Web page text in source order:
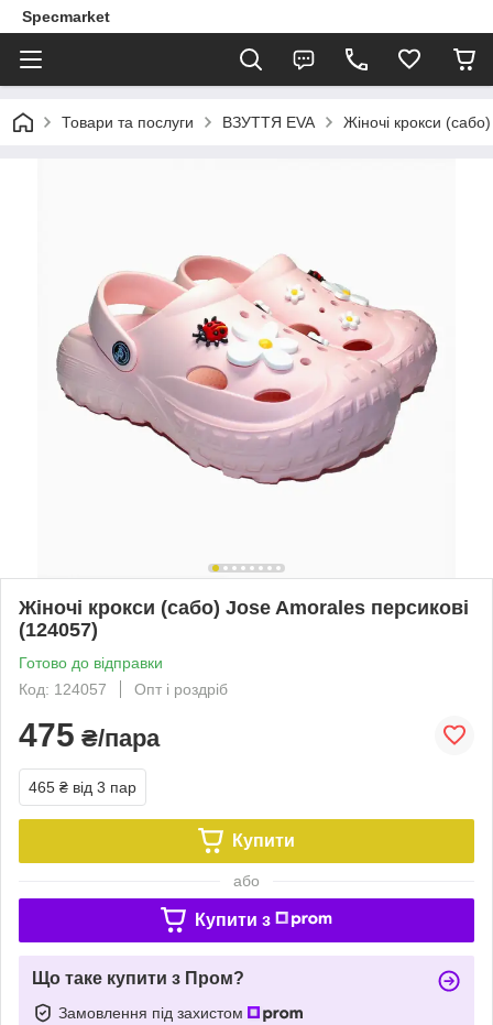
Specmarket
Товари та послуги ВЗУТТЯ EVA Жіночі крокси
Жіночі крокси (сабо) Jose Amorales персикові
(124057)
Готово до відправки
Код: 124057
Опт і роздріб
475 ₴/пара
465 ₴ від 3 пар
Купити
або
Купити з
Що таке купити з Пром?
Замовлення під захистом